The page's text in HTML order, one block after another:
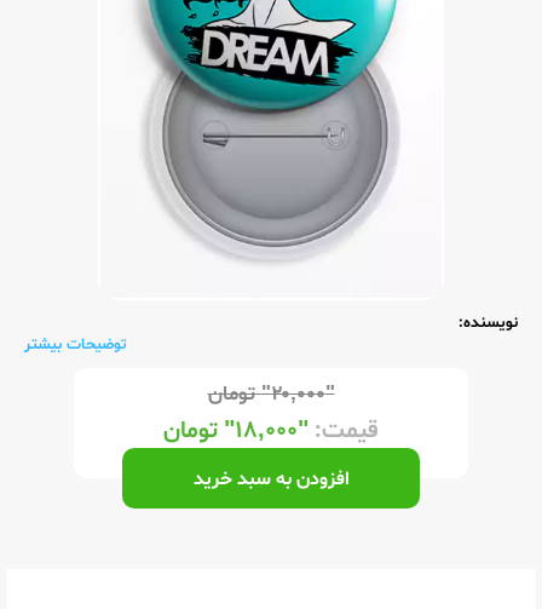
نویسنده:
توضیحات بیشتر
"۲۰,۰۰۰" تومان
قیمت: "۱۸,۰۰۰" تومان
افزودن به سبد خرید